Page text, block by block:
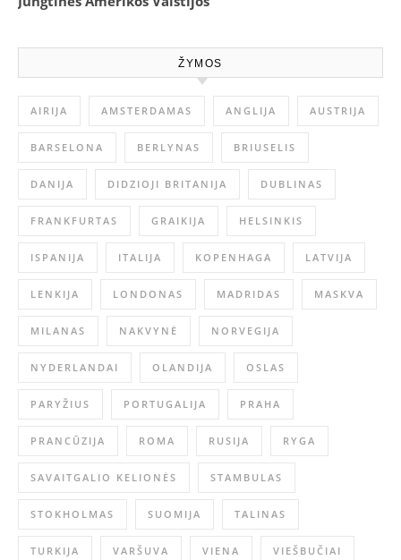
ŽYMOS
AIRIJA AMSTERDAMAS ANGLIJA AUSTRIJA
BARSELONA BERLYNAS BRIUSELIS
DANIJA DIDZIOJI BRITANIJA DUBLINAS
FRANKFURTAS GRAIKIJA HELSINKIS
ISPANIJA ITALIJA KOPENHAGA LATVIJA
LENKIJA LONDONAS MADRIDAS MASKVA
MILANAS NAKVYNĖ NORVEGIJA
NYDERLANDAI OLANDIJA OSLAS
PARYŽIUS PORTUGALIJA PRAHA
PRANCŪZIJA ROMA RUSIJA RYGA
SAVAITGALIO KELIONĖS STAMBULAS
STOKHOLMAS SUOMIJA TALINAS
TURKIJA VARŠUVA VIENA VIEŠBUČIAI